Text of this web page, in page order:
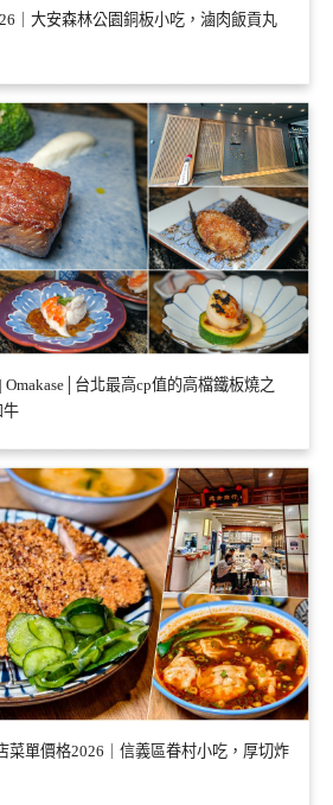
｜大安森林公園銅板小吃，滷肉飯貢丸
Omakase│台北最高cp值的高檔鐵板燒之
牛
菜單價格2026｜信義區眷村小吃，厚切炸